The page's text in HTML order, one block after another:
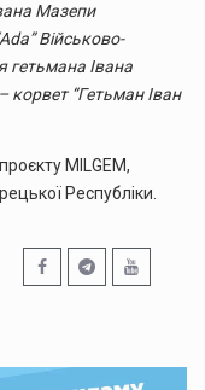
Мазепи
Військово-
гетьмана Івана
корвет “Гетьман Іван
MILGEM,
Республіки.